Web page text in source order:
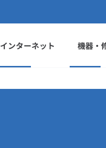
インターネット 機器・